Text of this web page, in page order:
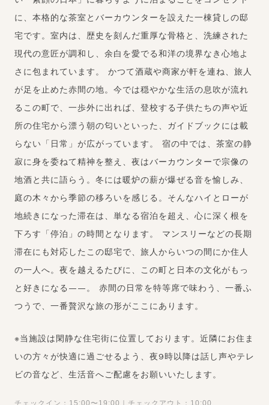
に、本格的な茶室とバーカウンターを設えた一棟貸しの邸
宅です。室内は、歴史を刻んだ重厚な骨格と、洗練された
現代の意匠が調和し、余白を愛でる和洋の境界なき心地よ
さに包まれています。 かつて酒蔵や商家が軒を連ね、旅人
が足を止めた赤間の地。今では穏やかな生活の息吹が流れ
るこの町で、一歩外に出れば、登校する子供たちの声や近
所の住宅から漂う朝の匂いといった、ガイドブックには載
らない「日常」が広がっています。 宿の中では、茶室の静
寂に身を委ねて精神を整え、夜はバーカウンターで宗像の
地酒と共に語らう。冬には暖炉の薪が爆ぜる音を愉しみ、
庭の木々から季節の移ろいを感じる。そんなハイとローが
地続きになった滞在は、単なる宿泊を超え、心に深く根を
下ろす「停泊」の時間となります。 マンスリーなどの長期
滞在にも対応したこの邸宅で、旅人からいつの間にか住人
の一人へ。夜を越えるたびに、この町と日本の文化がもっ
と好きになる——。 赤間の日常を特等席で味わう、一番ふ
つうで、一番贅沢な旅の形がここにあります。
※当施設は閑静な住宅街に位置しております。近隣にお住ま
いの方々が快適に過ごせるよう、夜9時以降は話し声やテレ
ビの音など、生活音へご配慮をお願いいたします。
チェックイン：15:00〜19:00｜チェックアウト：10:00